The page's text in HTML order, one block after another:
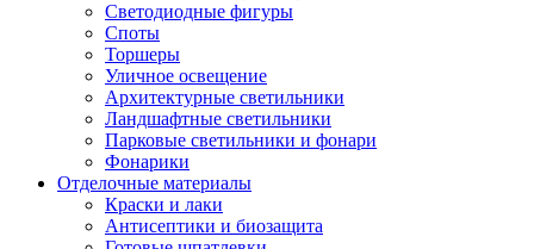
Светодиодные фигуры
Споты
Торшеры
Уличное освещение
Архитектурные светильники
Ландшафтные светильники
Парковые светильники и фонари
Фонарики
Отделочные материалы
Краски и лаки
Антисептики и биозащита